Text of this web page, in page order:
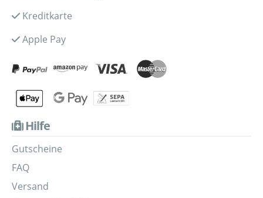
Kreditkarte
Apple Pay
Hilfe
Gutscheine
FAQ
Versand